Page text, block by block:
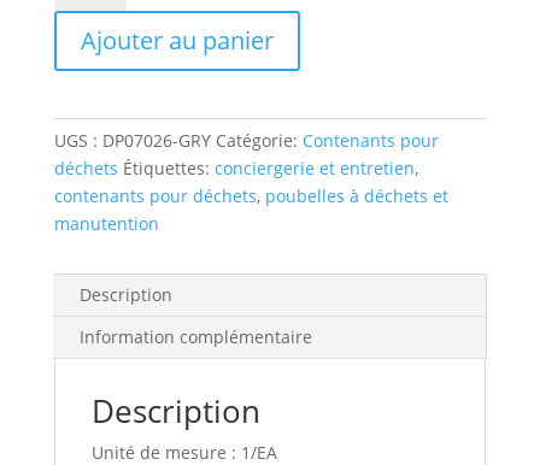
Corbeille
po
22
po,
avec
couvercle
gris,
Ajouter au panier
UGS : DP07026-GRY Catégorie: Contenants pour
déchets Étiquettes: conciergerie et entretien,
contenants pour déchets, poubelles à déchets et
manutention
Description
Information complémentaire
Description
Unité de mesure : 1/EA